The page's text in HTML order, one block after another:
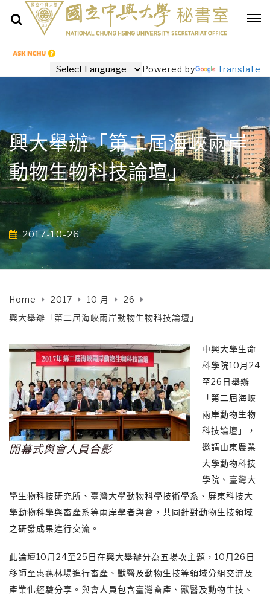
Powered by Translate
興大舉辦「第二屆海峽兩岸
動物生物科技論壇」
2017-10-26
Home 2017 10 月
26
興大舉辦「第二屆海峽兩岸動物生物科技論壇」
開幕式與會人員合影
中興大學生命
科學院10月24
至26日舉辦
「第二屆海峽
兩岸動物生物
科技論壇」，
邀請山東農業
大學動物科技
學院、臺灣大
學生物科技研究所、臺灣大學動物科學技術學系、屏東科技大
學動物科學與畜產系等兩岸學者與會，共同針對動物生技領域
之研發成果進行交流。
此論壇10月24至25日在興大舉辦分為五場次主題，10月26日
移師至惠蓀林場進行畜產、獸醫及動物生技等領域分組交流及
產業化經驗分享。與會人員包含臺灣畜產、獸醫及動物生技、